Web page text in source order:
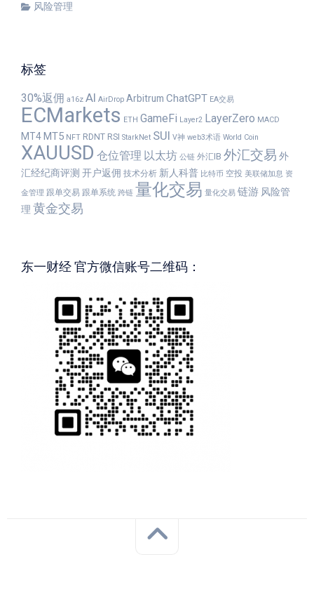
风险管理
标签
30%返佣 a16z AI AirDrop Arbitrum ChatGPT EA交易
ECMarkets ETH GameFi Layer2 LayerZero MACD
MT4MT5 NFT RDNT RSI StarkNet SUI V神 web3术语 World Coin
XAUUSD 仓位管理 以太坊 公链 外汇IB 外汇交易 外
汇经纪商评测 开户返佣 技术分析 新人科普 比特币 空投 美联储加息 资
金管理 跟单交易 跟单系统 跨链 量化交易 量化交易 链游 风险管
理 黄金交易
东一财经 官方微信账号二维码：